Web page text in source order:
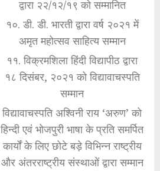
द्वारा २२/१२/१९ को सम्मानित
१०. डी. डी. भारती द्वारा वर्ष २०२१ में
अमृत महोत्सव साहित्य सम्मान
११. विक्रमशिला हिंदी विद्यापीठ द्वारा
१८ दिसंबर, २०२१ को विद्यावाचस्पति
सम्मान
विद्यावाचस्पति अश्विनी राय ‘अरुण’ को
हिन्दी एवं भोजपुरी भाषा के प्रति समर्पित
कार्यों के लिए छोटे बड़े विभिन्न राष्ट्रीय
और अंतरराष्ट्रीय संस्थाओं द्वारा सम्मान